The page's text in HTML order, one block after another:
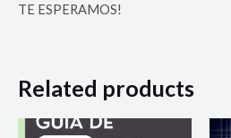
TE ESPERAMOS!
Related products